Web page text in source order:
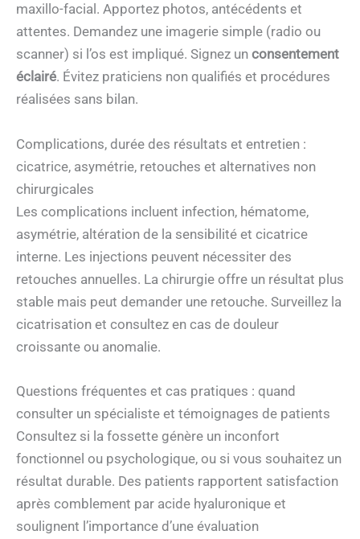
maxillo-facial. Apportez photos, antécédents et
attentes. Demandez une imagerie simple (radio ou
scanner) si l’os est impliqué. Signez un consentement
éclairé. Évitez praticiens non qualifiés et procédures
réalisées sans bilan.
Complications, durée des résultats et entretien :
cicatrice, asymétrie, retouches et alternatives non
chirurgicales
Les complications incluent infection, hématome,
asymétrie, altération de la sensibilité et cicatrice
interne. Les injections peuvent nécessiter des
retouches annuelles. La chirurgie offre un résultat plus
stable mais peut demander une retouche. Surveillez la
cicatrisation et consultez en cas de douleur
croissante ou anomalie.
Questions fréquentes et cas pratiques : quand
consulter un spécialiste et témoignages de patients
Consultez si la fossette génère un inconfort
fonctionnel ou psychologique, ou si vous souhaitez un
résultat durable. Des patients rapportent satisfaction
après comblement par acide hyaluronique et
soulignent l’importance d’une évaluation